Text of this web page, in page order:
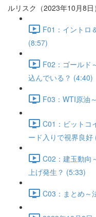
ルリスク（2023年10月8日）
F01：イントロ
(8:57)
F02：ゴールド
込んでいる？ (4:40)
F03：WTI原油
C01：ビットコ
ード入りで視界良好
C02：建玉動向
上げ発生？ (5:33)
C03：まとめ～